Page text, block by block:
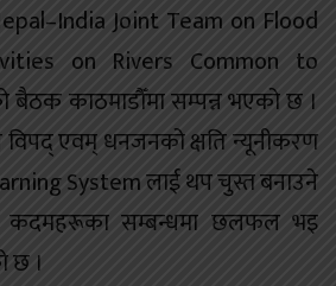
Joint Team on Flood
on Rivers Common to
काठमाडौँमा सम्पन्न भएको छ ।
एवम् धनजनको क्षति न्यूनीकरण
System लाई थप चुस्त बनाउने
कदमहरूका सम्बन्धमा छलफल भइ
छ ।